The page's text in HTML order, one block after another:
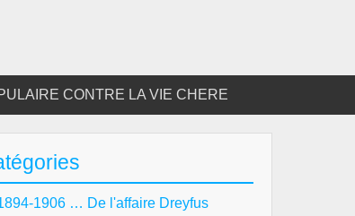
CONTRE LA VIE CHERE
1906 … De l'affaire Dreyfus